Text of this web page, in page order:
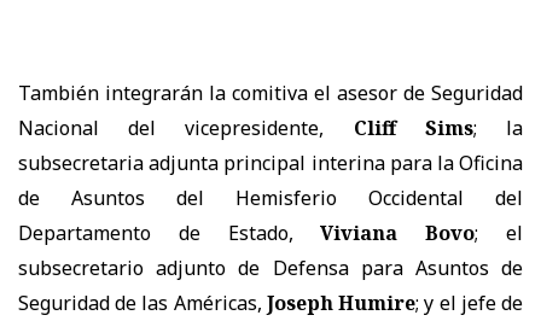
También integrarán la comitiva el asesor de Seguridad
Nacional del vicepresidente, Cliff Sims; la
subsecretaria adjunta principal interina para la Oficina
de Asuntos del Hemisferio Occidental del
Departamento de Estado,Viviana Bovo; el
subsecretario adjunto de Defensa para Asuntos de
Seguridad de las Américas, Joseph Humire; y el jefe de